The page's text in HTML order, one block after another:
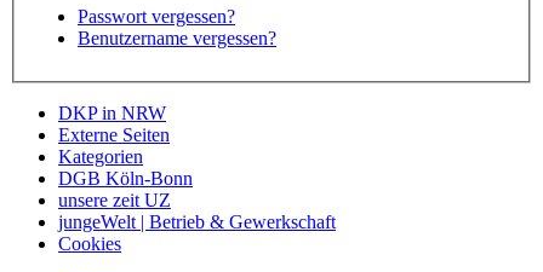
Passwort vergessen?
Benutzername vergessen?
DKP in NRW
Externe Seiten
Kategorien
DGB Köln-Bonn
unsere zeit UZ
jungeWelt | Betrieb & Gewerkschaft
Cookies